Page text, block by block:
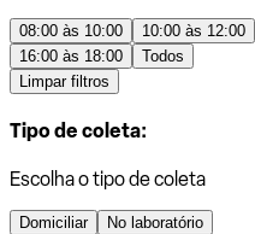
08:00 às 10:00 10:00 às 12:00
16:00 às 18:00
Todos
Limpar filtros
Tipo de coleta:
Escolha o tipo de coleta
Domiciliar No laboratório